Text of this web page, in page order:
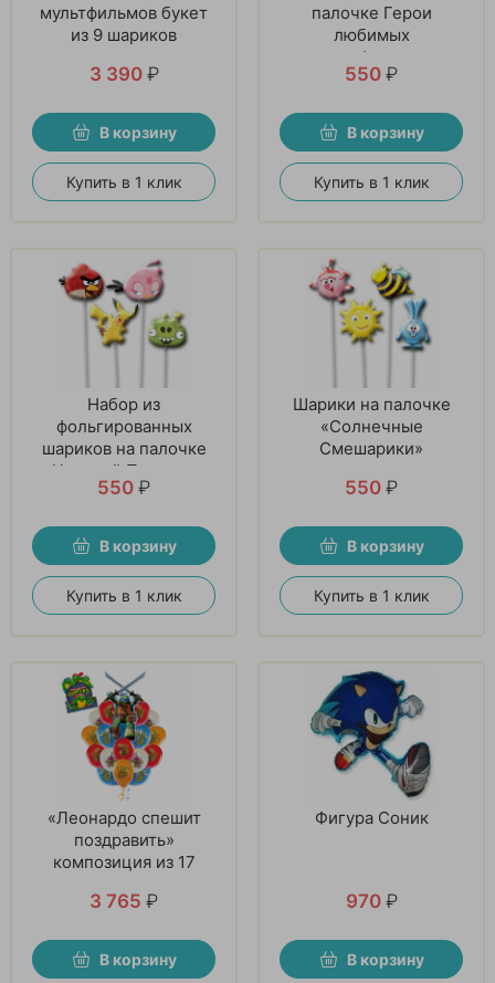
мультфильмов букет
из 9 шариков
3 390 ₽
В корзину
Купить в 1 клик
палочке Герои
любимых
мультфильмов
550 ₽
В корзину
Купить в 1 клик
Набор из
фольгированных
шариков на палочке
«Цветной Подарок»
550 ₽
В корзину
Купить в 1 клик
Шарики на палочке
«Солнечные
Смешарики»
550 ₽
В корзину
Купить в 1 клик
«Леонардо спешит
поздравить»
композиция из 17
3 765 ₽
В корзину
Фигура Соник
970 ₽
В корзину